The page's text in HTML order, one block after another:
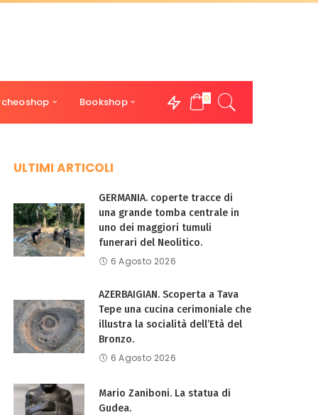
Bookshop 0
ULTIMI ARTICOLI
GERMANIA. coperte tracce di
una grande tomba centrale in
uno dei maggiori tumuli
funerari del Neolitico.
6 Agosto 2026
AZERBAIGIAN. Scoperta a Tava
Tepe una cucina cerimoniale che
illustra la socialità dell’Età del
Bronzo.
6 Agosto 2026
Mario Zaniboni. La statua di
Gudea.